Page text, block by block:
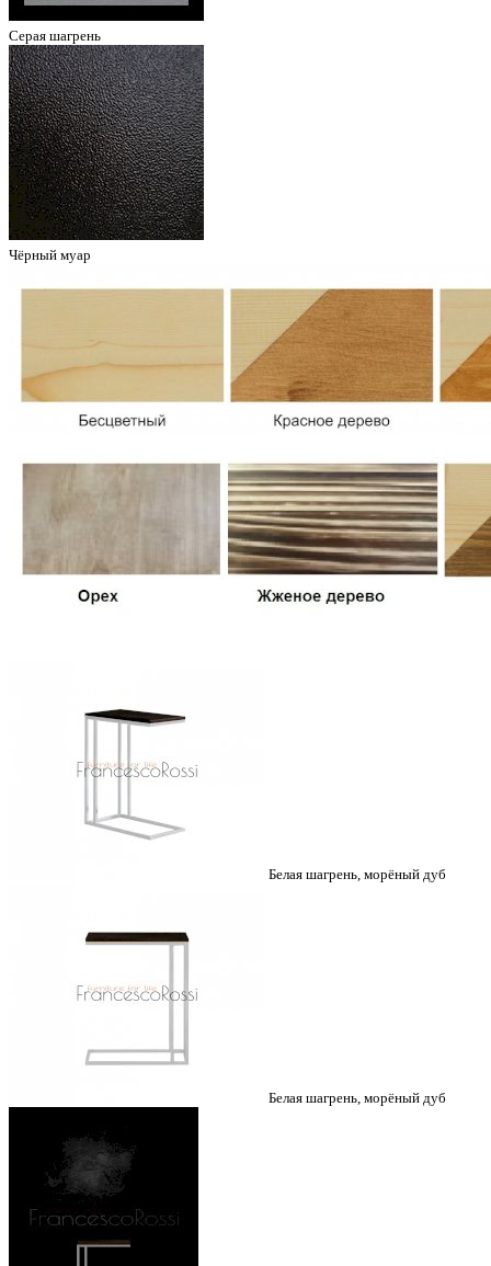
Серая шагрень
Чёрный муар
Белая шагрень, морёный дуб
Белая шагрень, морёный дуб